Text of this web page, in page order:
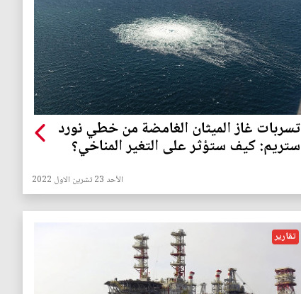
تسربات غاز الميثان الغامضة من خطي نورد
ستريم: كيف ستؤثر على التغير المناخي؟
الأحد 23 تشرين الاول 2022
تقارير